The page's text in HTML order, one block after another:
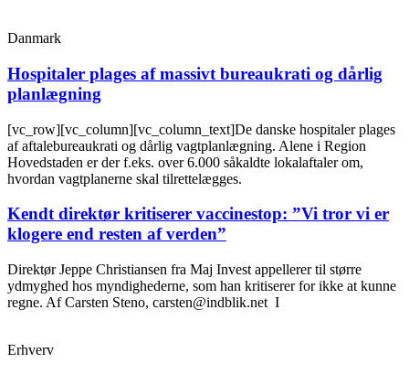
Danmark
Hospitaler plages af massivt bureaukrati og dårlig
planlægning
[vc_row][vc_column][vc_column_text]De danske hospitaler plages
af aftalebureaukrati og dårlig vagtplanlægning. Alene i Region
Hovedstaden er der f.eks. over 6.000 såkaldte lokalaftaler om,
hvordan vagtplanerne skal tilrettelægges.
Kendt direktør kritiserer vaccinestop: ”Vi tror vi er
klogere end resten af verden”
Direktør Jeppe Christiansen fra Maj Invest appellerer til større
ydmyghed hos myndighederne, som han kritiserer for ikke at kunne
regne. Af Carsten Steno, carsten@indblik.net I
Erhverv